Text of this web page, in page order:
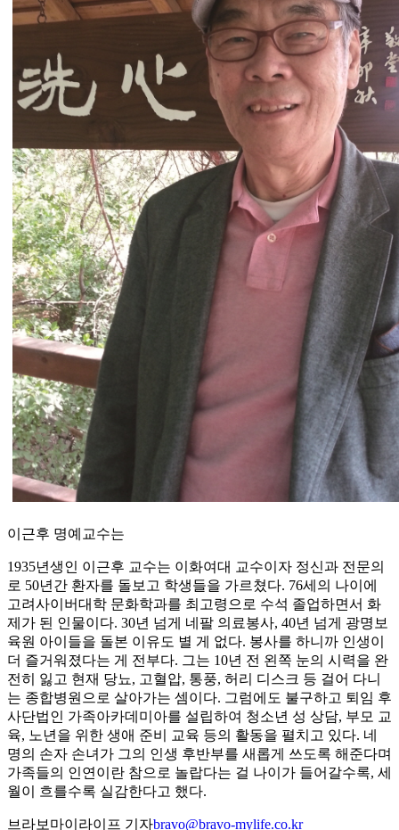
이근후 명예교수는
1935년생인 이근후 교수는 이화여대 교수이자 정신과 전문의
로 50년간 환자를 돌보고 학생들을 가르쳤다. 76세의 나이에
고려사이버대학 문화학과를 최고령으로 수석 졸업하면서 화
제가 된 인물이다. 30년 넘게 네팔 의료봉사, 40년 넘게 광명보
육원 아이들을 돌본 이유도 별 게 없다. 봉사를 하니까 인생이
더 즐거워졌다는 게 전부다. 그는 10년 전 왼쪽 눈의 시력을 완
전히 잃고 현재 당뇨, 고혈압, 통풍, 허리 디스크 등 걸어 다니
는 종합병원으로 살아가는 셈이다. 그럼에도 불구하고 퇴임 후
사단법인 가족아카데미아를 설립하여 청소년 성 상담, 부모 교
육, 노년을 위한 생애 준비 교육 등의 활동을 펼치고 있다. 네
명의 손자 손녀가 그의 인생 후반부를 새롭게 쓰도록 해준다며
가족들의 인연이란 참으로 놀랍다는 걸 나이가 들어갈수록, 세
월이 흐를수록 실감한다고 했다.
브라보마이라이프 기자bravo@bravo-mylife.co.kr